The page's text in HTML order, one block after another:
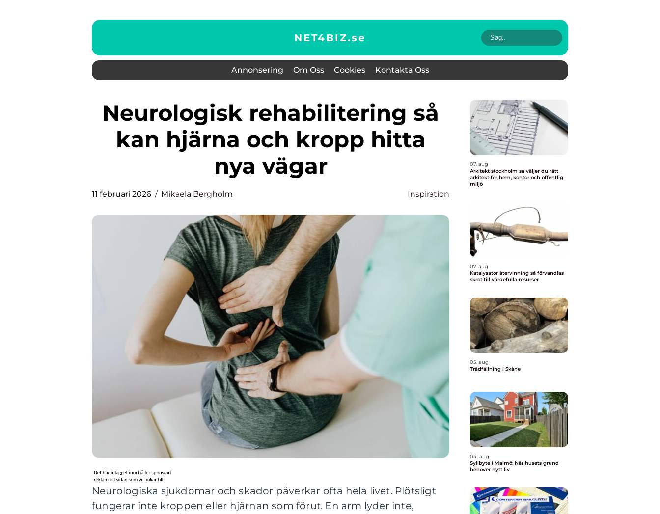
NET4BIZ.se
Annonsering Om Oss Cookies Kontakta Oss
Neurologisk rehabilitering så
kan hjärna och kropp hitta
nya vägar
11 februari 2026 Mikaela Bergholm Inspiration
Neurologiska sjukdomar och skador påverkar ofta hela livet. Plötsligt
fungerar inte kroppen eller hjärnan som förut. En arm lyder inte,
07. aug
Arkitekt stockholm så väljer du rätt
arkitekt för hem, kontor och offentlig
miljö
07. aug
Katalysator återvinning så förvandlas
skrot till värdefulla resurser
05. aug
Trädfällning i Skåne
04. aug
Syllbyte i Malmö: När husets grund
behöver nytt liv